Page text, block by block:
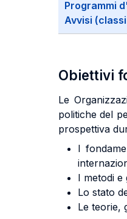
Programmi
Avvisi (classi
Obiettivi
Le
politiche del
prospettiva
I
I metodi e
Lo stato
Le teorie,